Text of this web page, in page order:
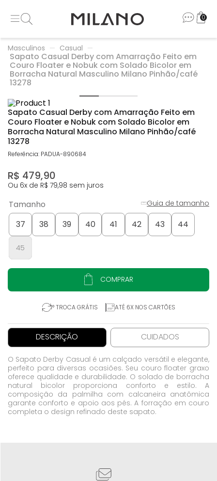
0
Masculinos Casual
Sapato Casual Derby com Amarração Feito em
Couro Floater e Nobuk com Solado Bicolor em
Borracha Natural Masculino Milano Pinhão/café
13278
Sapato Casual Derby com Amarração Feito em
Couro Floater e Nobuk com Solado Bicolor em
Borracha Natural Masculino Milano Pinhão/café
13278
Referência: PADUA-890684
R$ 479,90
Ou 6x de R$ 79,98 sem juros
Tamanho
37
38 39 40 41 42 43 44
45
Guia de tamanho
COMPRAR
1° TROCA GRÁTIS ATÉ 6X NOS CARTÕES
DESCRIÇÃO CUIDADOS
O Sapato Derby Casual é um calçado versátil e elegante,
perfeito para diversas ocasiões. Seu couro floater graxo
oferece qualidade e durabilidade. O solado de borracha
natural bicolor proporciona conforto e estilo. A
composição da palmilha com calcaneira anatômica
garante conforto e apoio aos pés. A forração em couro
completa o design refinado deste sapato.